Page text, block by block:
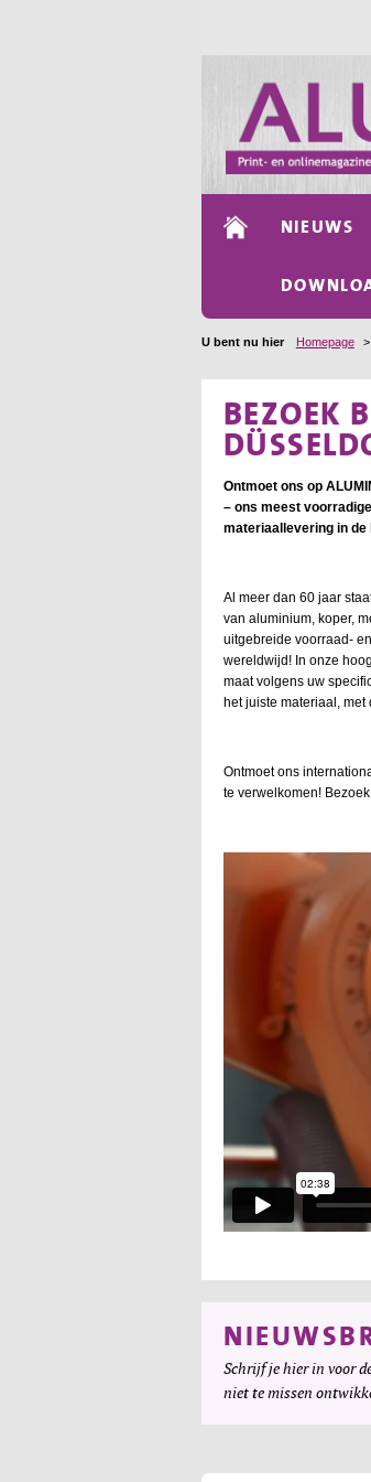
NIEUWS
U bent nu hier Homepage >
BEZOEK
Ontmoet ons op
– ons meest
materiaallevering in
Al meer dan 60 jaar
van aluminium, koper,
uitgebreide voorraad-
wereldwijd! In onze
maat volgens uw
het juiste materiaal, met
Ontmoet ons
te verwelkomen!
Schrijf je hier in voor
niet te missen